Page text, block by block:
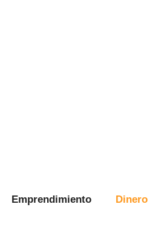
Emprendimiento Dinero